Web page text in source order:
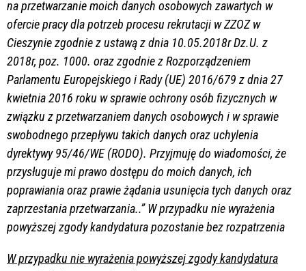
na przetwarzanie moich danych osobowych zawartych w
ofercie pracy dla potrzeb procesu rekrutacji w ZZOZ w
Cieszynie zgodnie z ustawą z dnia 10.05.2018r Dz.U. z
2018r, poz. 1000. oraz zgodnie z Rozporządzeniem
Parlamentu Europejskiego i Rady (UE) 2016/679 z dnia 27
kwietnia 2016 roku w sprawie ochrony osób fizycznych w
związku z przetwarzaniem danych osobowych i w sprawie
swobodnego przepływu takich danych oraz uchylenia
dyrektywy 95/46/WE (RODO). Przyjmuję do wiadomości, że
przysługuje mi prawo dostępu do moich danych, ich
poprawiania oraz prawie żądania usunięcia tych danych oraz
zaprzestania przetwarzania..” W przypadku nie wyrażenia
powyższej zgody kandydatura pozostanie bez rozpatrzenia
W przypadku nie wyrażenia powyższej zgody kandydatura